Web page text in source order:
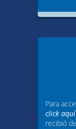
Para
click aquí
recibió